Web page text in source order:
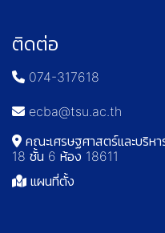
ติดต่อ
074-317618
ecba@tsu.ac.th
คณะเศรษฐศาสตร์และบริห
18 ชั้น 6 ห้อง 18611
แผนที่ตั้ง